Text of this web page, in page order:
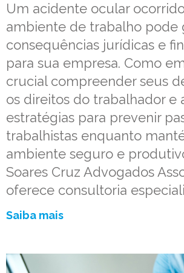
Um acidente ocular
ambiente de trabalho pode
consequências jurídicas e
para sua empresa. Como
crucial compreender seus
os direitos do trabalhador e
estratégias para prevenir
trabalhistas enquanto
ambiente seguro e
Soares Cruz Advogados
oferece consultoria
Saiba mais